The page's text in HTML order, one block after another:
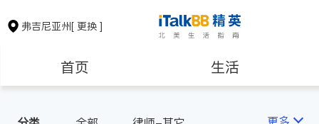
弗吉尼亚州[ 更换 ]
首页 生活